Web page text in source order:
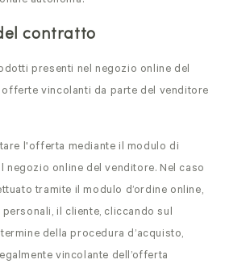
contratto
presenti nel negozio online del
vincolanti da parte del venditore
l'offerta mediante il modulo di
negozio online del venditore. Nel caso
tramite il modulo d’ordine online,
il cliente, cliccando sul
della procedura d’acquisto,
vincolante dell’offerta